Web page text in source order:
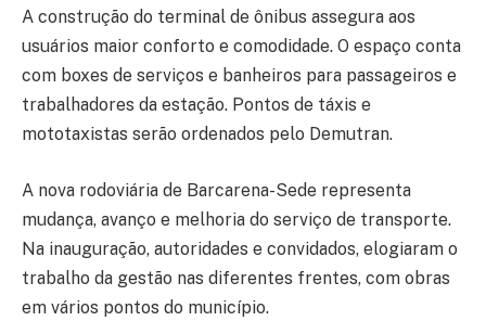
A construção do terminal de ônibus assegura aos
usuários maior conforto e comodidade. O espaço conta
com boxes de serviços e banheiros para passageiros e
trabalhadores da estação. Pontos de táxis e
mototaxistas serão ordenados pelo Demutran.
A nova rodoviária de Barcarena-Sede representa
mudança, avanço e melhoria do serviço de transporte.
Na inauguração, autoridades e convidados, elogiaram o
trabalho da gestão nas diferentes frentes, com obras
em vários pontos do município.